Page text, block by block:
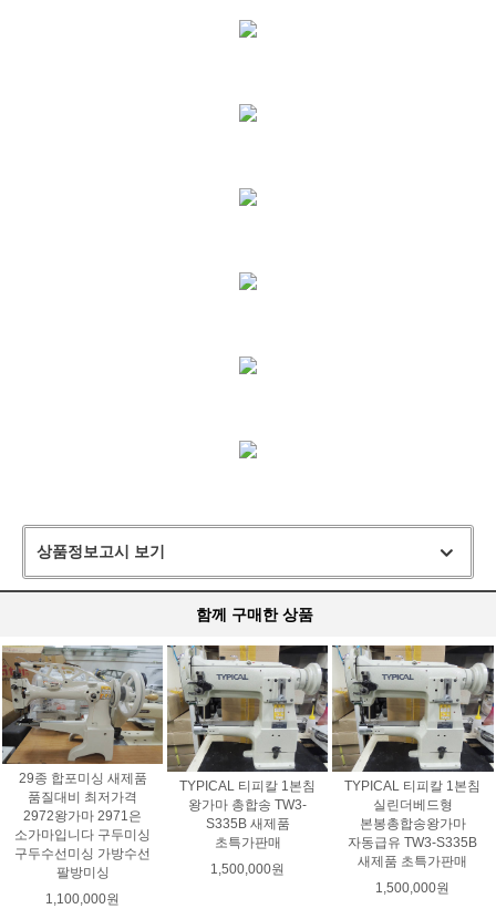
상품정보고시 보기
함께 구매한 상품
29종 합포미싱 새제품
품질대비 최저가격
2972왕가마 2971은
소가마입니다 구두미싱
구두수선미싱 가방수선
팔방미싱
1,100,000원
TYPICAL 티피칼 1본침
왕가마 총합송 TW3-
S335B 새제품
초특가판매
1,500,000원
TYPICAL 티피칼 1본침
실린더베드형
본봉총합송왕가마
자동급유 TW3-S335B
새제품 초특가판매
1,500,000원